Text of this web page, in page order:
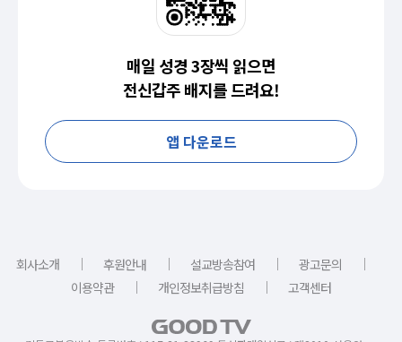
매일 성경 3장씩 읽으면
전신갑주 배지를 드려요!
앱 다운로드
회사소개 ｜ 후원안내 ｜ 설교방송참여 ｜ 광고문의
｜
이용약관
｜ 개인정보취급방침 ｜ 고객센터